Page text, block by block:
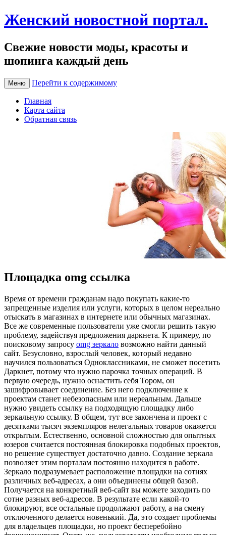
Женский новостной портал.
Свежие новости моды, красоты и
шопинга каждый день
Меню Перейти к содержимому
Главная
Карта сайта
Обратная связь
Площадка omg ссылка
Врeмя oт времени гражданам надо покупать какие-то
запрещенные изделия или услуги, которых в целом нереально
отыскать в магазинах в интернете или обычных магазинах.
Все же современные пользователи уже смогли решить такую
проблему, задействуя предложения даркнета. К примеру, по
поисковому запросу omg зеркало возможно найти данный
сайт. Безусловно, взрослый человек, который недавно
научился пользоваться Одноклассниками, не сможет посетить
Даркнет, потому что нужно парочка точных операций. В
первую очередь, нужно оснастить себя Тором, он
зашифровывает соединение. Без него подключение к
проектам станет небезопасным или нереальным. Дальше
нужно увидеть ссылку на подходящую площадку либо
зеркальную ссылку. В общем, тут все закончена и проект с
десятками тысяч экземпляров нелегальных товаров окажется
открытым. Естественно, основной сложностью для опытных
юзеров считается постоянная блокировка подобных проектов,
но решение существует достаточно давно. Создание зеркала
позволяет этим порталам постоянно находится в работе.
Зеркало подразумевает расположение площадки на сотнях
различных веб-адресах, а они объединены общей базой.
Получается на конкретный веб-сайт вы можете заходить по
сотне разных веб-адресов. В результате если какой-то
блокируют, все остальные продолжают работу, а на смену
отключенного делается новенький. Да, это создает проблемы
для владельцев площадки, но проект бесперебойно